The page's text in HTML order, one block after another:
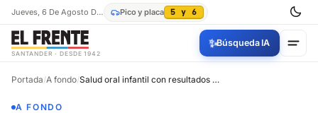
Jueves, 6 De Agosto De 2026 Pico y placa 5 y 6
SANTANDER · DESDE 1942
✨Búsqueda IA
Portada/A fondo/ Salud oral infantil con resultados excelentes en Barrancabermeja
A FONDO